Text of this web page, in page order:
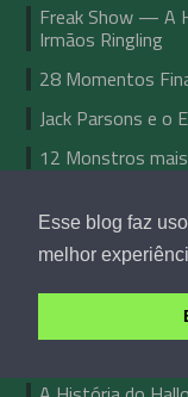
Esse blog faz
melhor
Freak Show — A
Irmãos Ringling
28 Momentos
Jack Parsons e o
12 Monstros
APRENDA A
5 Romances